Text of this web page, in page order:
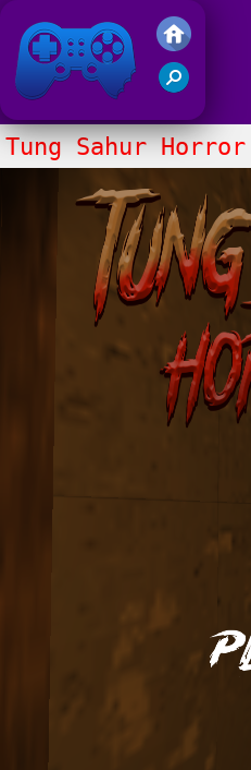
Juegos Friv 2017
Tung Sahur Horror